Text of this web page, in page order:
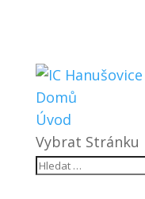
Domů
Úvod
Vybrat Stránku